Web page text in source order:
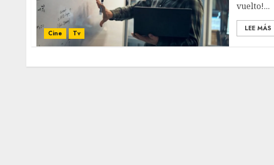
Cine Tv
vuelto!...
LEE MÁS